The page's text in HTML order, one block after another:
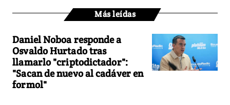
Más leídas
Daniel Noboa responde a
Osvaldo Hurtado tras
llamarlo "criptodictador":
"Sacan de nuevo al cadáver en
formol"